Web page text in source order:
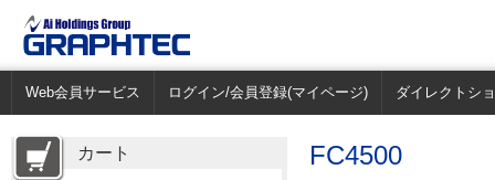
Web会員サービス ログイン/会員登録(マイページ) ダイレクトシ
FC4500
カート